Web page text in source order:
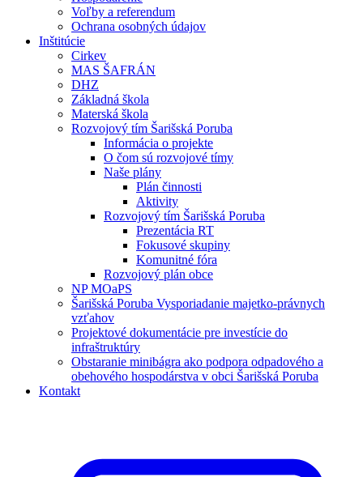
Voľby a referendum
Ochrana osobných údajov
Inštitúcie
Cirkev
MAS ŠAFRÁN
DHZ
Základná škola
Materská škola
Rozvojový tím Šarišská Poruba
Informácia o projekte
O čom sú rozvojové tímy
Naše plány
Plán činnosti
Aktivity
Rozvojový tím Šarišská Poruba
Prezentácia RT
Fokusové skupiny
Komunitné fóra
Rozvojový plán obce
NP MOaPS
Šarišská Poruba Vysporiadanie majetko-právnych
vzťahov
Projektové dokumentácie pre investície do
infraštruktúry
Obstaranie minibágra ako podpora odpadového a
obehového hospodárstva v obci Šarišská Poruba
Kontakt